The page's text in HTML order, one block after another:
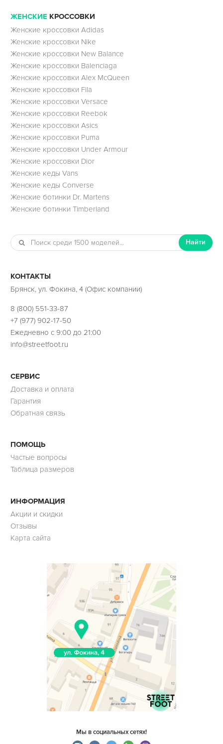
ЖЕНСКИЕ КРОССОВКИ
Женские кроссовки Adidas
Женские кроссовки Nike
Женские кроссовки New Balance
Женские кроссовки Balenciaga
Женские кроссовки Alex McQueen
Женские кроссовки Fila
Женские кроссовки Versace
Женские кроссовки Reebok
Женские кроссовки Asics
Женские кроссовки Puma
Женские кроссовки Under Armour
Женские кроссовки Dior
Женские кеды Vans
Женские кеды Converse
Женские ботинки Dr. Martens
Женские ботинки Timberland
Найти
КОНТАКТЫ
Брянск, ул. Фокина, 4 (Офис компании)
8 (800) 551-33-87
+7 (977) 902-17-50
Ежедневно с 9:00 до 21:00
info@streetfoot.ru
СЕРВИС
Доставка и оплата
Гарантия
Обратная связь
ПОМОЩЬ
Частые вопросы
Таблица размеров
ИНФОРМАЦИЯ
Акции и скидки
Отзывы
Карта сайта
Мы в социальных сетях!